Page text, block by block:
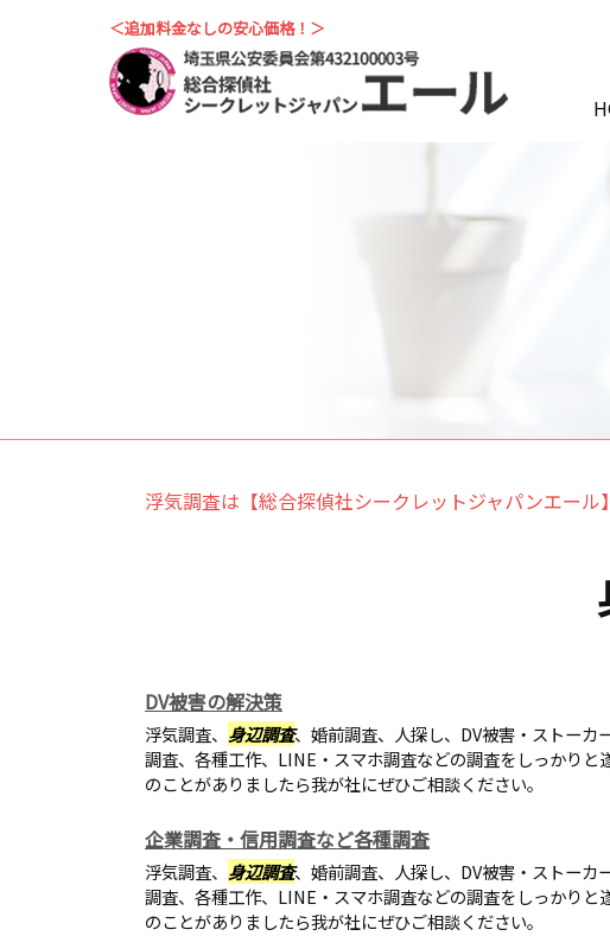
＜追加料金なしの安心価格！＞
浮気調査は【総合探偵社シークレットジャパンエール
DV被害の解決策
浮気調査、 身辺調査、婚前調査、人探し、DV被害・ストーカ
調査、各種工作、LINE・スマホ調査などの調査をしっかりと
のことがありましたら我が社にぜひご相談ください。
企業調査・信用調査など各種調査
浮気調査、 身辺調査、婚前調査、人探し、DV被害・ストーカ
調査、各種工作、LINE・スマホ調査などの調査をしっかりと
のことがありましたら我が社にぜひご相談ください。